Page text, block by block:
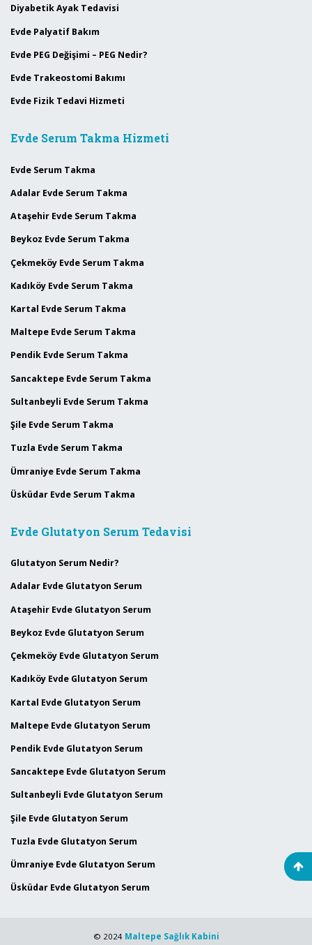
Diyabetik Ayak Tedavisi
Evde Palyatif Bakım
Evde PEG Değişimi – PEG Nedir?
Evde Trakeostomi Bakımı
Evde Fizik Tedavi Hizmeti
Evde Serum Takma Hizmeti
Evde Serum Takma
Adalar Evde Serum Takma
Ataşehir Evde Serum Takma
Beykoz Evde Serum Takma
Çekmeköy Evde Serum Takma
Kadıköy Evde Serum Takma
Kartal Evde Serum Takma
Maltepe Evde Serum Takma
Pendik Evde Serum Takma
Sancaktepe Evde Serum Takma
Sultanbeyli Evde Serum Takma
Şile Evde Serum Takma
Tuzla Evde Serum Takma
Ümraniye Evde Serum Takma
Üsküdar Evde Serum Takma
Evde Glutatyon Serum Tedavisi
Glutatyon Serum Nedir?
Adalar Evde Glutatyon Serum
Ataşehir Evde Glutatyon Serum
Beykoz Evde Glutatyon Serum
Çekmeköy Evde Glutatyon Serum
Kadıköy Evde Glutatyon Serum
Kartal Evde Glutatyon Serum
Maltepe Evde Glutatyon Serum
Pendik Evde Glutatyon Serum
Sancaktepe Evde Glutatyon Serum
Sultanbeyli Evde Glutatyon Serum
Şile Evde Glutatyon Serum
Tuzla Evde Glutatyon Serum
Ümraniye Evde Glutatyon Serum
Üsküdar Evde Glutatyon Serum
© 2024 Maltepe Sağlık Kabini